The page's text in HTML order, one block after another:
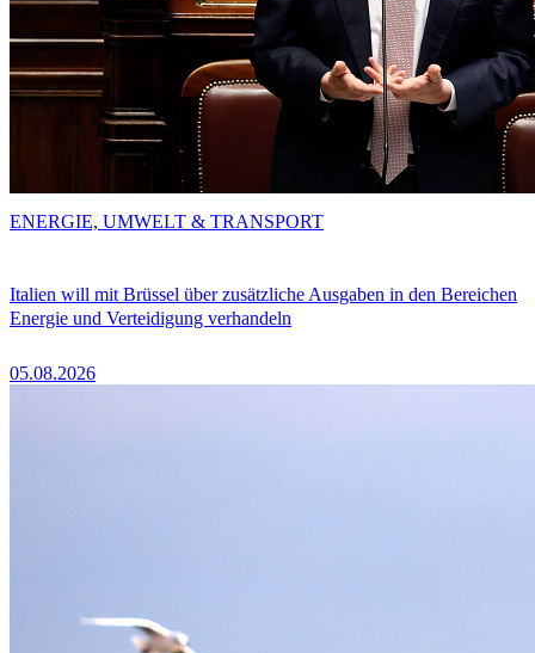
Italien will mit Brüssel über zusätzliche Ausgaben in den Bereichen
Energie und Verteidigung verhandeln
05.08.2026
ENERGIE, UMWELT & TRANSPORT